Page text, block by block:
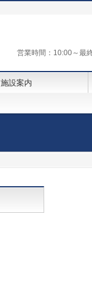
営業時間：10:00～最
施設案内